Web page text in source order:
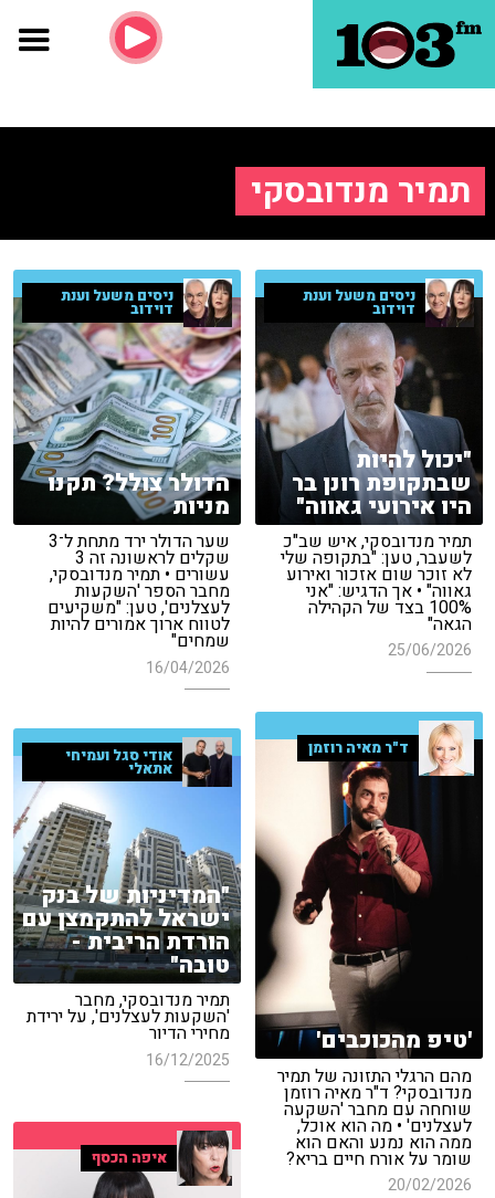
תמיר מנדובסקי
ניסים משעל וענת
דוידוב
"יכול להיות
שבתקופת רונן בר
היו אירועי גאווה"
תמיר מנדובסקי, איש שב"כ
לשעבר, טען: "בתקופה שלי
לא זוכר שום אזכור ואירוע
גאווה" • אך הדגיש: "אני
100% בצד של הקהילה
הגאה"
25/06/2026
ניסים משעל וענת
דוידוב
הדולר צולל? תקנו
מניות
שער הדולר ירד מתחת ל־3
שקלים לראשונה זה 3
עשורים • תמיר מנדובסקי,
מחבר הספר 'השקעות
לעצלנים', טען: "משקיעים
לטווח ארוך אמורים להיות
שמחים"
16/04/2026
ד"ר מאיה רוזמן
'טיפ מהכוכבים'
מהם הרגלי התזונה של תמיר
מנדובסקי? ד"ר מאיה רוזמן
שוחחה עם מחבר 'השקעה
לעצלנים' • מה הוא אוכל,
ממה הוא נמנע והאם הוא
שומר על אורח חיים בריא?
20/02/2026
אודי סגל ועמיחי
אתאלי
"המדיניות של בנק
ישראל להתקמצן עם
הורדת הריבית -
טובה"
תמיר מנדובסקי, מחבר
'השקעות לעצלנים', על ירידת
מחירי הדיור
16/12/2025
איפה הכסף